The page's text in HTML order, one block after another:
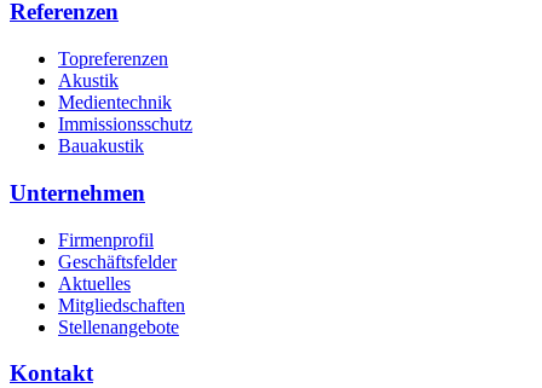
Referenzen
Topreferenzen
Akustik
Medientechnik
Immissionsschutz
Bauakustik
Unternehmen
Firmenprofil
Geschäftsfelder
Aktuelles
Mitgliedschaften
Stellenangebote
Kontakt